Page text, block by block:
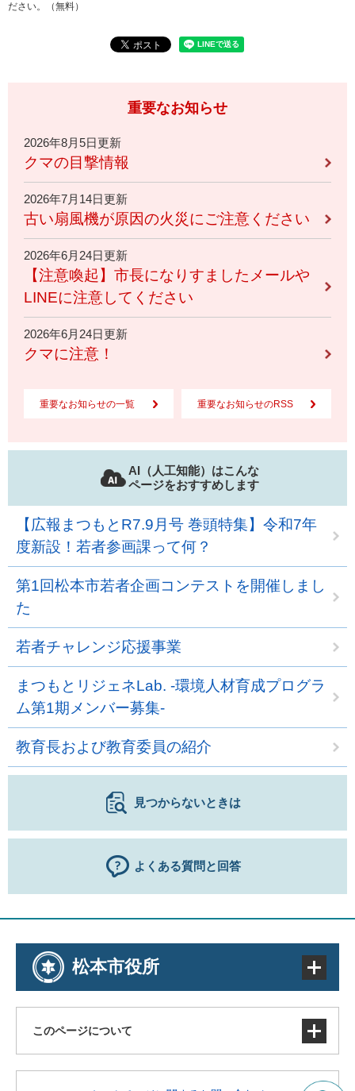
ださい。（無料）
重要なお知らせ
2026年8月5日更新
クマの目撃情報
2026年7月14日更新
古い扇風機が原因の火災にご注意ください
2026年6月24日更新
【注意喚起】市長になりすましたメールや
LINEに注意してください
2026年6月24日更新
クマに注意！
重要なお知らせの一覧 重要なお知らせのRSS
AI（人工知能）はこんな
ページをおすすめします
【広報まつもとR7.9月号 巻頭特集】令和7年
度新設！若者参画課って何？
第1回松本市若者企画コンテストを開催しまし
た
若者チャレンジ応援事業
まつもとリジェネLab. ‐環境人材育成プログラ
ム第1期メンバー募集‐
教育長および教育委員の紹介
見つからないときは
よくある質問と回答
松本市役所
このページについて